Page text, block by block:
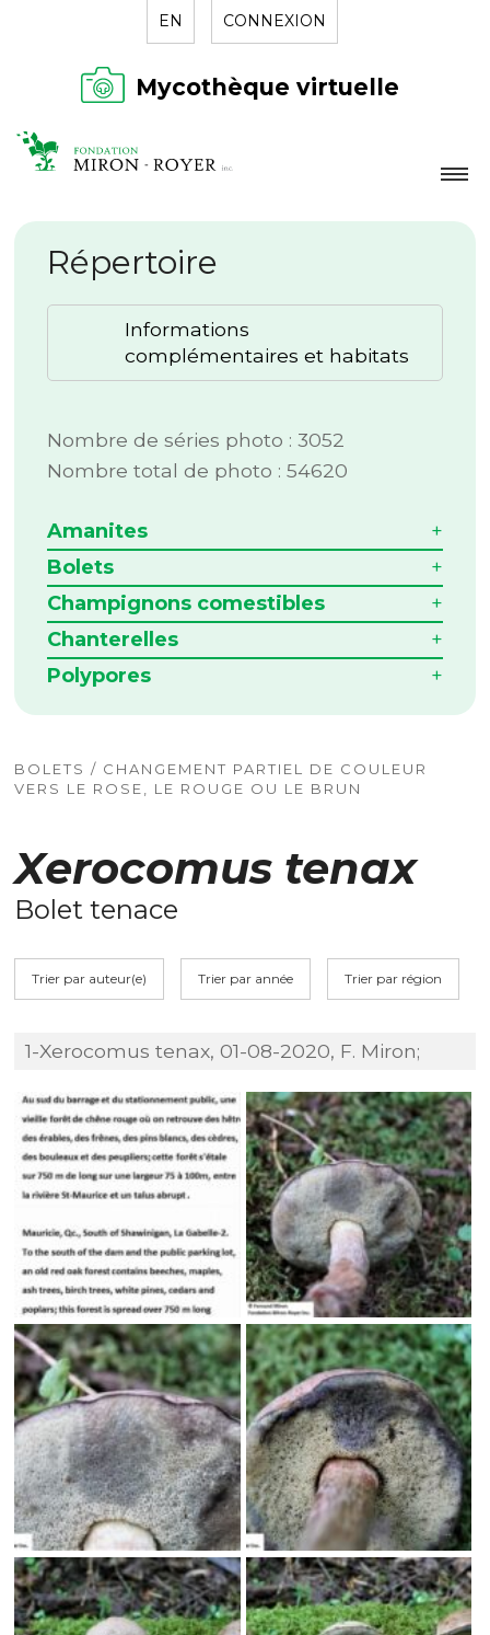
EN CONNEXION
Mycothèque virtuelle
LA FONDATION
NOUVELLES
RÉPERTOIRE
Répertoire
Informations
complémentaires et habitats
Nombre de séries photo : 3052
Nombre total de photo : 54620
Amanites
Bolets
Champignons comestibles
Chanterelles
Polypores
BOLETS / CHANGEMENT PARTIEL DE COULEUR
VERS LE ROSE, LE ROUGE OU LE BRUN
Xerocomus tenax
Bolet tenace
Trier par auteur(e) Trier par année Trier par région
1-Xerocomus tenax, 01-08-2020, F. Miron;